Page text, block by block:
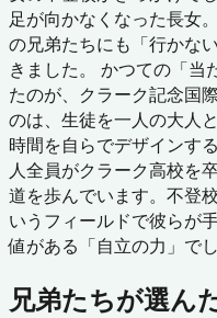
足が向かなくなった長女
の兄弟たちにも「行かな
きました。 かつての「当
たのが、クラーク記念国
のは、生徒を一人の大人
時間を自らでデザインす
人全員がクラーク高校を
道を歩んでいます。不登
いうフィールドで彼らが
値がある「自立の力」でし
兄弟たちが選ん